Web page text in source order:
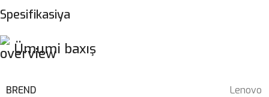
Spesifikasiya
Ümumi baxış
BREND Lenovo